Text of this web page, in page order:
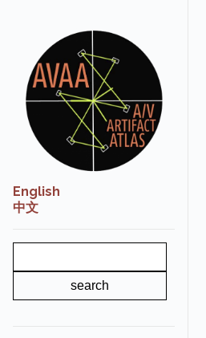
English
中文